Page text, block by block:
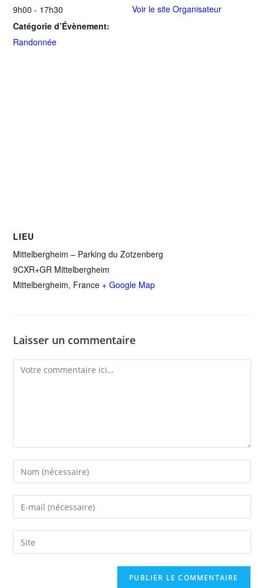
9h00 - 17h30
Catégorie d’Évènement:
Randonnée
Voir le site Organisateur
LIEU
Mittelbergheim – Parking du Zotzenberg
9CXR+GR Mittelbergheim
Mittelbergheim, France + Google Map
Laisser un commentaire